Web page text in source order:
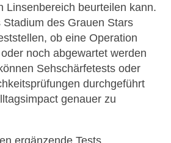
Linsenbereich beurteilen kann.
des Grauen Stars
ob eine Operation
noch abgewartet werden
Sehschärfetests oder
durchgeführt
genauer zu
ergänzende Tests